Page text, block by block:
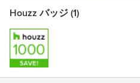
Houzz バッジ (1)